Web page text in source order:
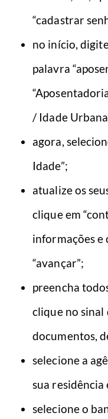
“cadastrar
no início,
palavra
/ Idade
agora,
Idade”;
atualize os
clique em
informações e
“avançar”;
preencha
clique no sinal
documentos,
selecione a
sua residência
selecione o